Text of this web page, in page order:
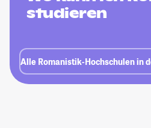
studieren
Alle Romanistik-Hochschulen in